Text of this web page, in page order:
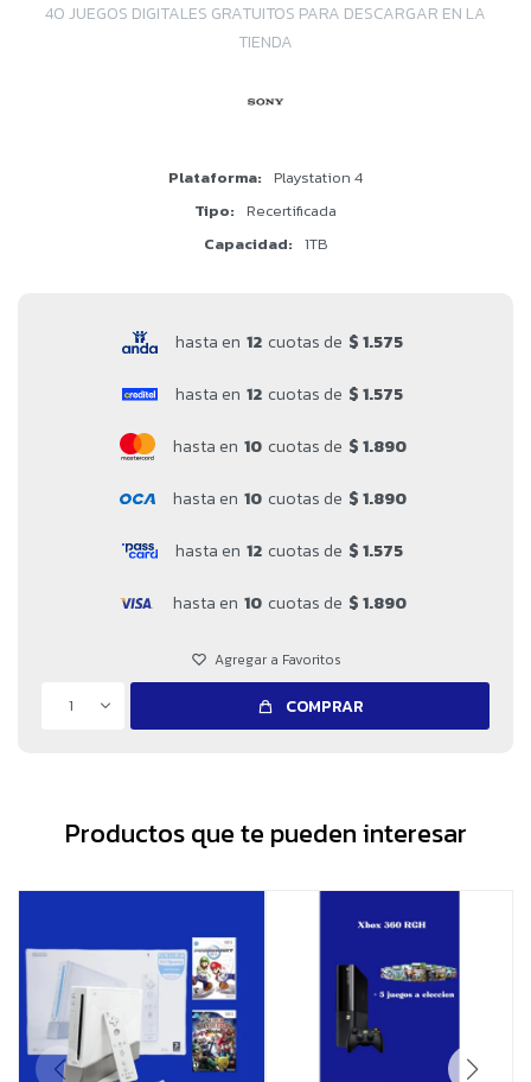
40 JUEGOS DIGITALES GRATUITOS PARA DESCARGAR EN LA
TIENDA
Plataforma
Playstation 4
Tipo
Recertificada
Capacidad
1TB
hasta en 12 cuotas de $ 1.575
hasta en 12 cuotas de $ 1.575
hasta en 10 cuotas de $ 1.890
hasta en 10 cuotas de $ 1.890
hasta en 12 cuotas de $ 1.575
hasta en 10 cuotas de $ 1.890
1 COMPRAR
Productos que te pueden interesar